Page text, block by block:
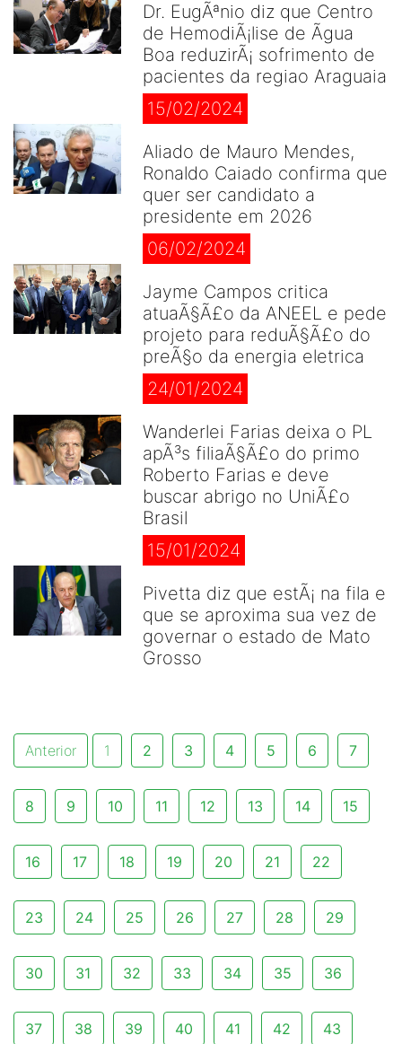
Dr. EugÃªnio diz que Centro
de HemodiÃ¡lise de Ãgua
Boa reduzirÃ¡ sofrimento de
pacientes da regiao Araguaia
15/02/2024
Aliado de Mauro Mendes,
Ronaldo Caiado confirma que
quer ser candidato a
presidente em 2026
06/02/2024
Jayme Campos critica
atuaÃ§Ã£o da ANEEL e pede
projeto para reduÃ§Ã£o do
preÃ§o da energia eletrica
24/01/2024
Wanderlei Farias deixa o PL
apÃ³s filiaÃ§Ã£o do primo
Roberto Farias e deve
buscar abrigo no UniÃ£o
Brasil
15/01/2024
Pivetta diz que estÃ¡ na fila e
que se aproxima sua vez de
governar o estado de Mato
Grosso
Anterior 1 2 3 4 5 6 7
8 9 10 11 12 13 14 15
16 17 18 19 20 21 22
23 24 25 26 27 28 29
30 31 32 33 34 35 36
37 38 39 40 41 42 43